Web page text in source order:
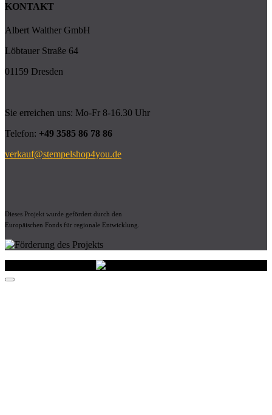
KONTAKT
Albert Walther GmbH
Löbtauer Straße 64
01159 Dresden
Sie erreichen uns: Mo-Fr 8-16.30 Uhr
Telefon: +49 3585 86 78 86
verkauf@stempelshop4you.de
Dieses Projekt wurde gefördert durch den
Europäischen Fonds für regionale Entwicklung.